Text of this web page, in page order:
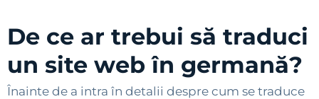
De ce ar trebui să traduci
un site web în germană?
Înainte de a intra în detalii despre cum se traduce